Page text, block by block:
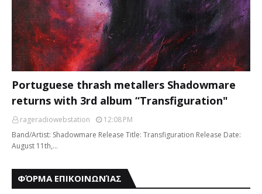
Portuguese thrash metallers Shadowmare
returns with 3rd album “Transfiguration"
rageradiowebstation
12:08 PM
Band/Artist: Shadowmare Release Title: Transfiguration Release Date:
August 11th,…
ΦΌΡΜΑ ΕΠΙΚΟΙΝΩΝΊΑΣ